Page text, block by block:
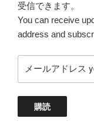
受信できます。
You can receive
address and
ー
ド
購読